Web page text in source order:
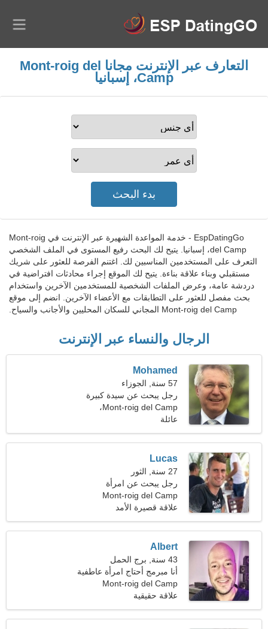
التعارف عبر الإنترنت مجانا Mont-roig del
Camp، إسبانيا
EspDatingGo - خدمة المواعدة الشهيرة عبر الإنترنت في Mont-roig
del Camp، إسبانيا. يتيح لك البحث رفيع المستوى في الملف الشخصي
التعرف على المستخدمين المناسبين لك. اغتنم الفرصة للعثور على شريك
مستقبلي وبناء علاقة بناءة. يتيح لك الموقع إجراء محادثات افتراضية في
دردشة عامة، وعرض الملفات الشخصية للمستخدمين الآخرين واستخدام
بحث مفصل للعثور على التطابقات مع الأعضاء الآخرين. انضم إلى موقع
Mont-roig del Camp المجاني للسكان المحليين والأجانب والسياح.
الرجال والنساء عبر الإنترنت
Mohamed
57 سنة, الجوزاء
رجل يبحث عن سيدة كبيرة
49-55
Mont-roig del Camp،
إسبانيا
عائلة
Lucas
27 سنة, الثور
رجل يبحث عن امرأة
Mont-roig del Camp
علاقة قصيرة الأمد
Albert
43 سنة, برج الحمل
أنا مبرمج أحتاج امرأة عاطفية
Mont-roig del Camp
علاقة حقيقية